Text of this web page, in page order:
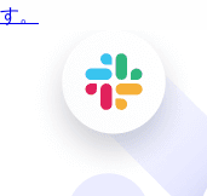
す。